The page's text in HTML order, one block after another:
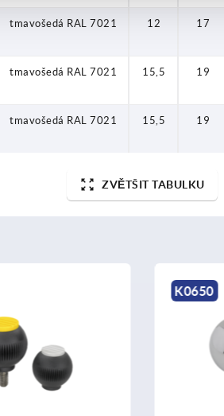
tmavošedá RAL 7021 12 17
tmavošedá RAL 7021 15,5 19
tmavošedá RAL 7021 15,5 19
ZVĚTŠIT TABULKU